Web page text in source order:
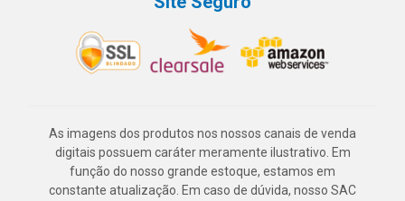
As imagens dos produtos nos nossos canais de venda
digitais possuem caráter meramente ilustrativo. Em
função do nosso grande estoque, estamos em
constante atualização. Em caso de dúvida, nosso SAC